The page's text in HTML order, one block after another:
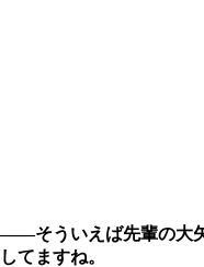
――そういえば先輩の大
してますね。